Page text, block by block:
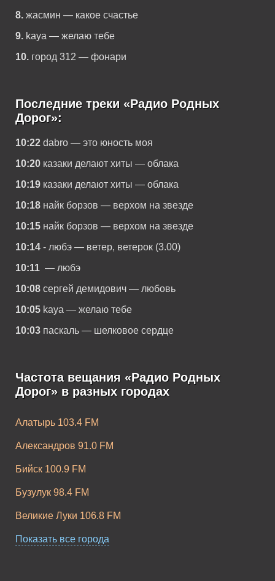
8. жасмин — какое счастье
9. kaya — желаю тебе
10. город 312 — фонари
Последние треки «Радио Родных
Дорог»:
10:22 dabro — это юность моя
10:20 казаки делают хиты — облака
10:19 казаки делают хиты — облака
10:18 найк борзов — верхом на звезде
10:15 найк борзов — верхом на звезде
10:14 - любэ — ветер, ветерок (3.00)
10:11 — любэ
10:08 сергей демидович — любовь
10:05 kaya — желаю тебе
10:03 паскаль — шелковое сердце
Частота вещания «Радио Родных
Дорог» в разных городах
Алатырь 103.4 FM
Александров 91.0 FM
Бийск 100.9 FM
Бузулук 98.4 FM
Великие Луки 106.8 FM
Волоколамск 102.3 FM
Показать все города